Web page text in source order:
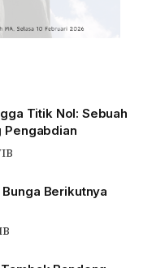
Titik Nol: Sebuah
Pengabdian
Berikutnya